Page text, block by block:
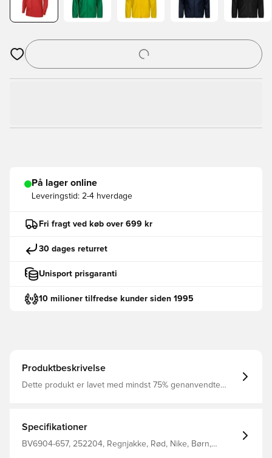
Åbner en Modal til at logge ind eller tilmelde dig som medlem
På lager online
Leveringstid: 2-4 hverdage
Fri fragt ved køb over 699 kr
30 dages returret
Unisport prisgaranti
10 milioner tilfredse kunder siden 1995
Produktbeskrivelse
Dette produkt er lavet med mindst 75% genanvendte
siderne, hvilket giver mulighed for opbevaring af
personlige ejendele Overdel med en vandafvisende
finish, som vil holde dig tør i let regn Regular fit
Specifikationer
BV6904-657, 252204, Regnjakke, Rød, Nike, Børn,